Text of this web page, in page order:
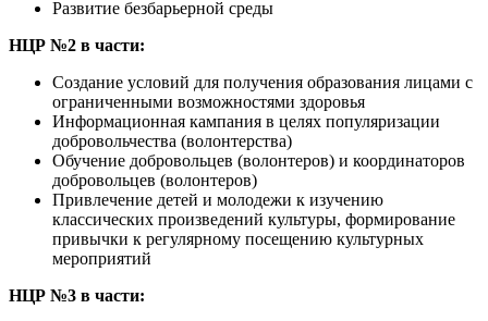
Развитие безбарьерной среды
НЦР №2 в части:
Создание условий для получения образования лицами с
ограниченными возможностями здоровья
Информационная кампания в целях популяризации
добровольчества (волонтерства)
Обучение добровольцев (волонтеров) и координаторов
добровольцев (волонтеров)
Привлечение детей и молодежи к изучению
классических произведений культуры, формирование
привычки к регулярному посещению культурных
мероприятий
НЦР №3 в части: